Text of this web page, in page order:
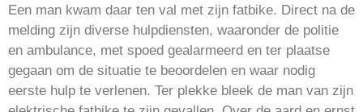
Een man kwam daar ten val met zijn fatbike. Direct na de
melding zijn diverse hulpdiensten, waaronder de politie
en ambulance, met spoed gealarmeerd en ter plaatse
gegaan om de situatie te beoordelen en waar nodig
eerste hulp te verlenen. Ter plekke bleek de man van zijn